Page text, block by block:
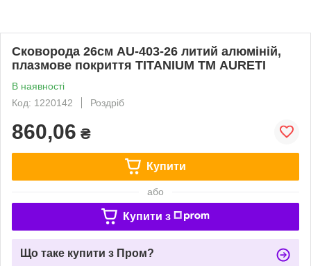
Сковорода 26см AU-403-26 литий алюміній,
плазмове покриття TITANIUM ТМ AURETI
В наявності
Код: 1220142
Роздріб
860,06 ₴
Купити
або
Купити з
Що таке купити з Пром?